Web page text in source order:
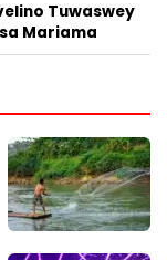
Tuwaswey
Mariama